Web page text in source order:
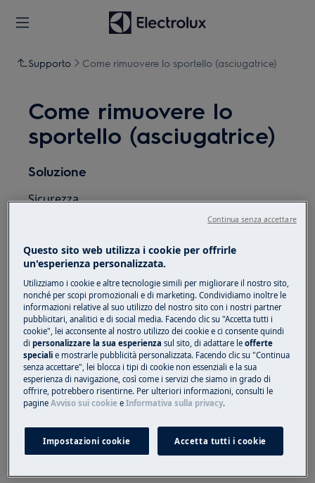
Supporto Come rimuovere lo sportello (asciugatrice)
Come rimuovere lo
sportello (asciugatrice)
Soluzione
Sicurezza
Tutti gli interventi da eseguire all'interno
dell'apparecchio richiedono competenze e
conoscenze specifiche e possono essere
eseguiti solo da tecnici dell'assistenza
qualificati e autorizzati
Questa piattaforma non è dotata di
interruttore ON/OFF.
Prima di accedere ai componenti interni,
staccare la spina dalla presa per scollegare
l'alimentazione.
Alcuni componenti della parte meccanica
potrebbero causare lesioni, indossare quindi
Questo sito web utilizza i cookie per offrirle
un'esperienza personalizzata.
Utilizziamo i cookie e altre tecnologie simili per migliorare il nostro sito,
nonché per scopi promozionali e di marketing. Condividiamo inoltre le
informazioni relative al suo utilizzo del nostro sito con i nostri partner
pubblicitari, analitici e di social media. Facendo clic su "Accetta tutti i
cookie", lei acconsente al nostro utilizzo dei cookie e ci consente quindi
dipersonalizzare la sua esperienza sul sito, di adattare leofferte
speciali e mostrarle pubblicità personalizzata. Facendo clic su "Continua
senza accettare", lei blocca i tipi di cookie non essenziali e la sua
esperienza di navigazione, così come i servizi che siamo in grado di
offrire, potrebbero risentirne. Per ulteriori informazioni, consulti le
pagineAvviso sui cookie eInformativa sulla privacy.
Impostazioni cookie Accetta tutti i cookie
Continua senza accettare